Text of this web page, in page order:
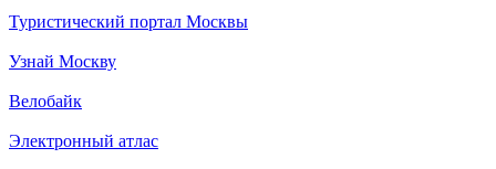
Туристический портал Москвы
Узнай Москву
Велобайк
Электронный атлас